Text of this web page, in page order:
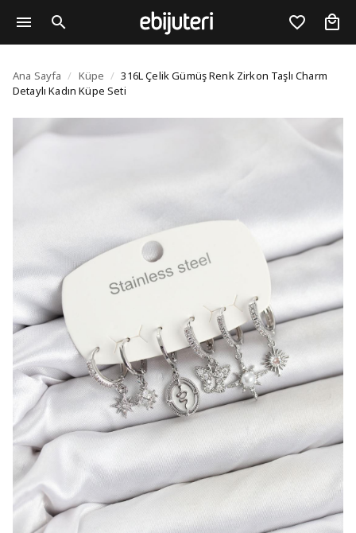
316L Çelik Gümüş
Ana Sayfa / Küpe / 316L Çelik Gümüş Renk Zirkon Taşlı Charm
Detaylı Kadın Küpe Seti